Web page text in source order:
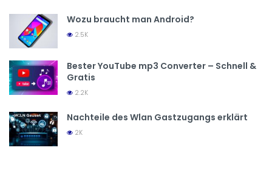
Wozu braucht man Android?
2.5K
Bester YouTube mp3 Converter – Schnell &
Gratis
2.2K
Nachteile des Wlan Gastzugangs erklärt
2K